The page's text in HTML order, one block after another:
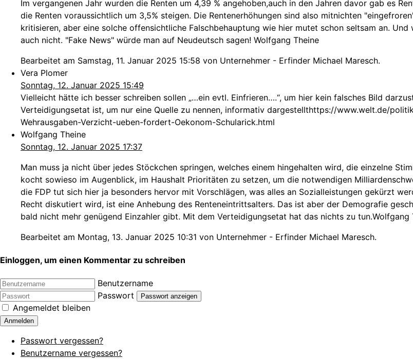
Im vergangenen Jahr wurden die Renten um 4,39 % angehoben,auch in den Jahren davor gab es
die Renten voraussichtlich um 3,5% steigen. Die Rentenerhöhungen sind also mitnichten
kritisieren, aber eine solche offensichtliche Falschbehauptung wie hier mutet schon seltsam an.
auch nicht. "Fake News" würde man auf Neudeutsch sagen! Wolfgang Theine
Bearbeitet am Samstag, 11. Januar 2025 15:58 von Unternehmer - Erfinder Michael Maresch.
Vera Plomer
Sonntag, 12. Januar 2025 15:49
Vielleicht hätte ich besser schreiben sollen „…ein evtl. Einfrieren….“, um hier kein falsches Bild
Verteidigungsetat ist, um nur eine Quelle zu nennen, informativ dargestellthttps://www.welt.de/
Wehrausgaben-Verzicht-ueben-fordert-Oekonom-Schularick.html
Wolfgang Theine
Sonntag, 12. Januar 2025 17:37
Man muss ja nicht über jedes Stöckchen springen, welches einem hingehalten wird, die einzelne
kocht sowieso im Augenblick, im Haushalt Prioritäten zu setzen, um die notwendigen
die FDP tut sich hier ja besonders hervor mit Vorschlägen, was alles an Sozialleistungen gekürzt
Recht diskutiert wird, ist eine Anhebung des Renteneintrittsalters. Das ist aber der Demografie
bald nicht mehr genügend Einzahler gibt. Mit dem Verteidigungsetat hat das nichts zu tun.Wolfgang
Bearbeitet am Montag, 13. Januar 2025 10:31 von Unternehmer - Erfinder Michael Maresch.
Einloggen, um einen Kommentar zu schreiben
Benutzername
Passwort
Passwort anzeigen
Angemeldet bleiben
Anmelden
Passwort vergessen?
Benutzername vergessen?